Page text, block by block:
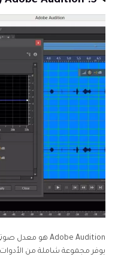
يوفر مجموعة شاملة من